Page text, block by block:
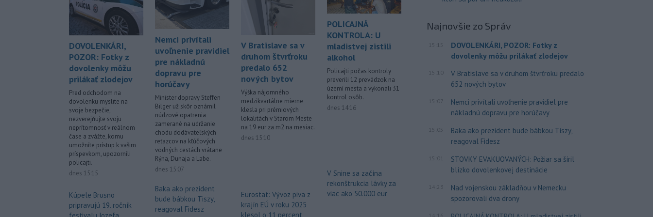
predstaviteľ, píše TASR.
- Úrady vo východnej Číne v
sobotu zatvorili školy a mnohé
turistické lokality v reakcii na tajfún
Dolphin, ktorý sa blíži k pevnine. TASR
o tom informuje na základe správy
agentúry AP.
- Taliansky tenista Matteo
Arnaldi vypadol na turnaji ATP
Masters 1000
kole dvojhry.
DOVOLENKÁRI,
POZOR: Fotky z
dovolenky môžu
prilákať zlodejov
Pred odchodom na
dovolenku myslite na
svoje bezpečie,
nezverejňujte svoju
neprítomnosť v reálnom
čase a zvážte, komu
umožníte prístup k vašim
príspevkom, upozornili
policajti.
dnes 15:15
Kúpele Brusno
pripravujú 19. ročník
Nemci privítali
uvoľnenie pravidiel
pre nákladnú
dopravu pre
horúčavy
Minister dopravy Steffen
Bilger už skôr oznámil
núdzové opatrenia
zamerané na udržanie
chodu dodávateľských
reťazcov na kľúčových
vodných cestách vrátane
Rýna, Dunaja a Labe.
dnes 15:07
Baka ako prezident
bude bábkou Tiszy,
reagoval Fidesz
V Bratislave sa v
druhom štvrťroku
predalo 652
nových bytov
Výška nájomného
medzikvartálne mierne
klesla pri prémiových
lokalitách v Starom Meste
na 19 eur za m2 na mesiac.
dnes 15:10
Eurostat: Vývoz piva z
krajín EÚ v roku 2025
klesol o 11 percent
POLICAJNÁ
KONTROLA: U
mladistvej zistili
alkohol
Policajti počas kontroly
preverili 12 prevádzok na
území mesta a vykonali 31
kontrol osôb.
dnes 14:16
V Snine sa začína
rekonštrukcia lávky za
viac ako 50.000 eur
Najnovšie zo Správ
15:15
DOVOLENKÁRI, POZOR: Fotky z
dovolenky môžu prilákať zlodejov
15:10
V Bratislave sa v druhom štvrťroku predalo
652 nových bytov
15:07
Nemci privítali uvoľnenie pravidiel pre
nákladnú dopravu pre horúčavy
15:05
Baka ako prezident bude bábkou Tiszy,
reagoval Fidesz
15:01
STOVKY EVAKUOVANÝCH: Požiar sa šíril
blízko dovolenkovej destinácie
14:23
Nad vojenskou základňou v Nemecku
spozorovali dva drony